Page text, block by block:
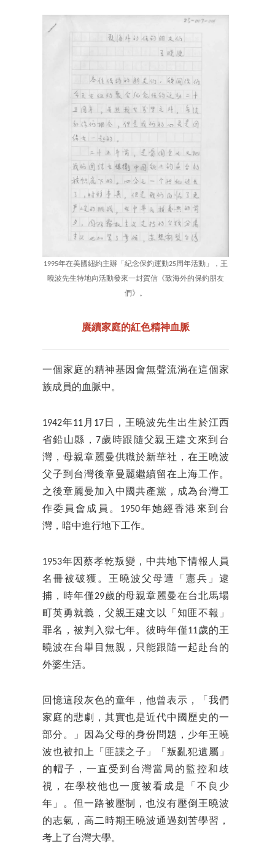
1995年在美國紐約主辦「紀念保釣運動25周年活動」，王
曉波先生特地向活動發來一封賀信《致海外的保釣朋友
們》。
賡續家庭的紅色精神血脈
一個家庭的精神基因會無聲流淌在這個家
族成員的血脈中。
1942年11月17日，王曉波先生出生於江西
省鉛山縣，7歲時跟隨父親王建文來到台
灣，母親章麗曼供職於新華社，在王曉波
父子到台灣後章曼麗繼續留在上海工作。
之後章麗曼加入中國共產黨，成為台灣工
作委員會成員。1950年她經香港來到台
灣，暗中進行地下工作。
1953年因蔡孝乾叛變，中共地下情報人員
名冊被破獲。王曉波父母遭「憲兵」逮
捕，時年僅29歲的母親章麗曼在台北馬場
町英勇就義，父親王建文以「知匪不報」
罪名，被判入獄七年。彼時年僅11歲的王
曉波在台舉目無親，只能跟隨一起赴台的
外婆生活。
回憶這段灰色的童年，他曾表示，「我們
家庭的悲劇，其實也是近代中國歷史的一
部分。」因為父母的身份問題，少年王曉
波也被扣上「匪諜之子」「叛亂犯遺屬」
的帽子，一直受到台灣當局的監控和歧
視，在學校他也一度被看成是「不良少
年」。但一路被壓制，也沒有壓倒王曉波
的志氣，高二時期王曉波通過刻苦學習，
考上了台灣大學。